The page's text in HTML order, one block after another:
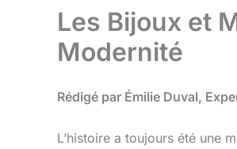
Les Bijoux et
Modernité
Rédigé par Émilie Duval,
L’histoire a toujours été une